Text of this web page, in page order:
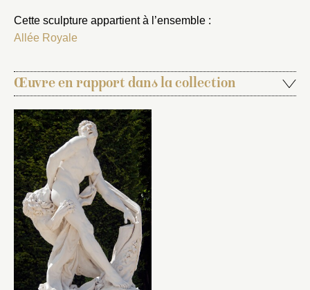
Cette sculpture appartient à l’ensemble :
Allée Royale
Œuvre en rapport dans la collection